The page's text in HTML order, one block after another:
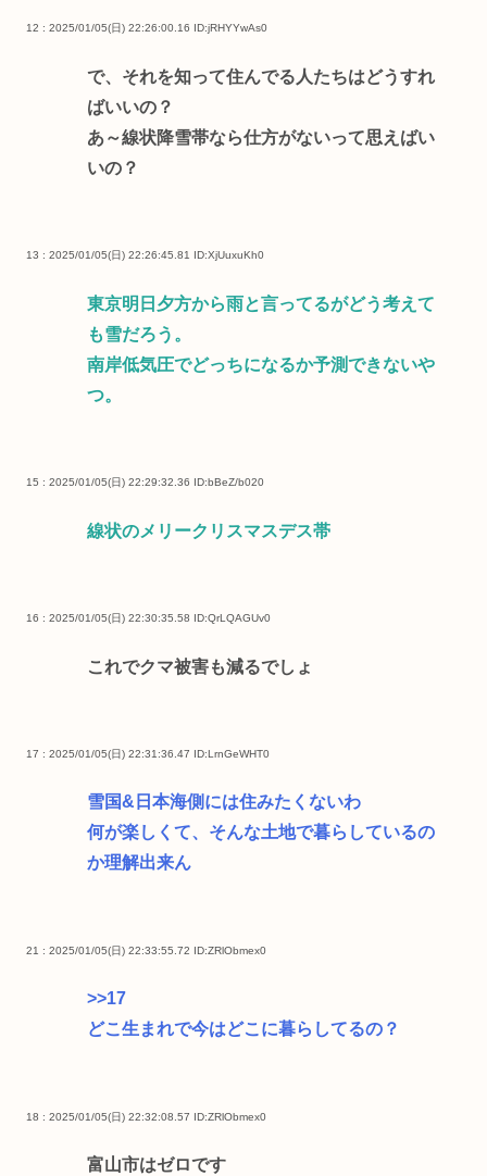
12 : 2025/01/05(日) 22:26:00.16 ID:jRHYYwAs0
で、それを知って住んでる人たちはどうすれ
ばいいの？
あ～線状降雪帯なら仕方がないって思えばい
いの？
13 : 2025/01/05(日) 22:26:45.81 ID:XjUuxuKh0
東京明日夕方から雨と言ってるがどう考えて
も雪だろう。
南岸低気圧でどっちになるか予測できないや
つ。
15 : 2025/01/05(日) 22:29:32.36 ID:bBeZ/b020
線状のメリークリスマスデス帯
16 : 2025/01/05(日) 22:30:35.58 ID:QrLQAGUv0
これでクマ被害も減るでしょ
17 : 2025/01/05(日) 22:31:36.47 ID:LrnGeWHT0
雪国&日本海側には住みたくないわ
何が楽しくて、そんな土地で暮らしているの
か理解出来ん
21 : 2025/01/05(日) 22:33:55.72 ID:ZRlObmex0
>>17
どこ生まれで今はどこに暮らしてるの？
18 : 2025/01/05(日) 22:32:08.57 ID:ZRlObmex0
富山市はゼロです